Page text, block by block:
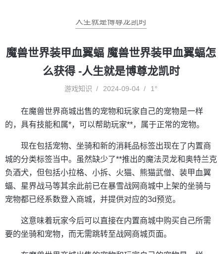
人生就是博尊龙凯时
魔兽世界装甲血翼蝠 魔兽世界装甲血翼蝠怎
么获得 -人生就是博尊龙凯时
游戏知识 2024-09-04 1°
在魔兽世界商城出售的宠物和玩家自己的宠物是一样
的，具有技能和属*，可以帮助玩家**，属于正常的宠物。
现在包括宠物、坐骑和新的消耗品标签出现在了内置商
城的分类标签当中。虽然缺少了**推出的魔法灵龙和奥特兰克
负酒犬，但包括小拉格、小拆、火猫、熊猫武僧、装甲血翼
蝠、星界战马等其余此前已在暴雪战网商城中上架的坐骑与
宠物都已经系数登入商城，并提供对应的3d预览。
这意味着玩家今后可以直接在内置商城中购买自己所需
要的坐骑和宠物，而无需跳转至战网商城页面。